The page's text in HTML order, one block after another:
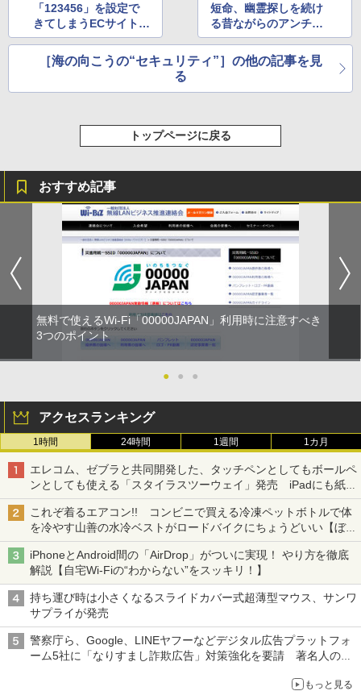
「123456」を設定で
きてしまうECサイトが
半数以上 ほか
短命、幽霊探しを続け
る昔ながらのアンチウ
イルス ほか
［海の向こうの“セキュリティ”］の他の記事を見
る
トップページに戻る
おすすめ記事
無料で使えるWi-Fi「00000JAPAN」利用時に注意すべき
3つのポイント
● ● ●
アクセスランキング
1時間 24時間 1週間 1カ月
エレコム、ゼブラと共同開発した、タッチペンとしてもボールペ
ンとしても使える「スタイラスツーウェイ」発売 iPadにも紙に
も、持ち替えずに書き込める
これぞ着るエアコン!! コンビニで買える冷凍ペットボトルで体
を冷やす山善の水冷ベストがロードバイクにちょうどいい【ぼっ
ち・ざ・ろーど！その14】【空いた時間でなにしてる？】
iPhoneとAndroid間の「AirDrop」がついに実現！ やり方を徹底
解説【自宅Wi-Fiの“わからない”をスッキリ！】
持ち運び時は小さくなるスライドカバー式超薄型マウス、サンワ
サプライが発売
警察庁ら、Google、LINEヤフーなどデジタル広告プラットフォ
ーム5社に「なりすまし詐欺広告」対策強化を要請 著名人の写
もっと見る